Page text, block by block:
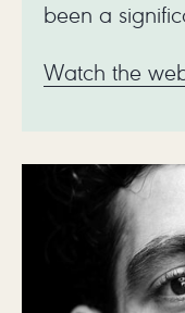
been a
Watch the